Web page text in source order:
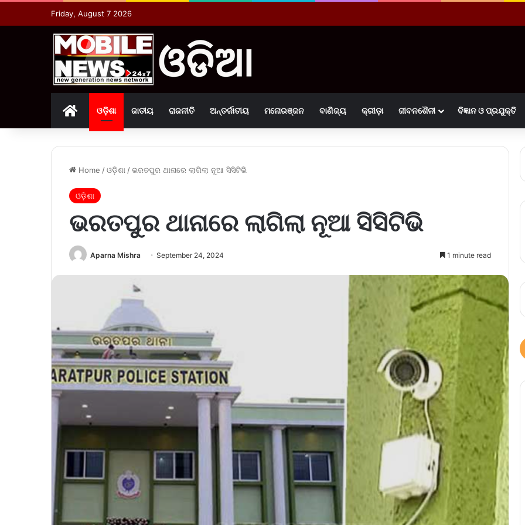
Friday, August 7 2026
Homeଓଡ଼ିଶା ଜାତୀୟ ରାଜନୀତି ଅନ୍ତର୍ଜାତୀୟ ମନୋରଞ୍ଜନ ବାଣିଜ୍ୟ କ୍ରୀଡ଼ା ଜୀବନଶୈଳୀ ବିଜ୍ଞାନ ଓ ପ୍ରଯୁକ୍ତି
Home /ଓଡ଼ିଶା /ଭରତପୁର ଥାନାରେ ଲାଗିଲା ନୂଆ ସିସିଟିଭି
ଓଡ଼ିଶା
ଭରତପୁର ଥାନାରେ ଲାଗିଲା ନୂଆ ସିସିଟିଭି
Aparna Mishra September 24, 2024 1 minute read